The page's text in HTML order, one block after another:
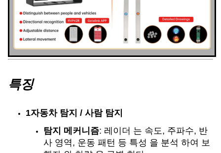
특징
1자동차 탐지 / 사람 탐지
탐지 메커니즘: 레이더 는 속도, 주파수, 반
사 영역, 운동 패턴 등 특성 을 분석 하여 보